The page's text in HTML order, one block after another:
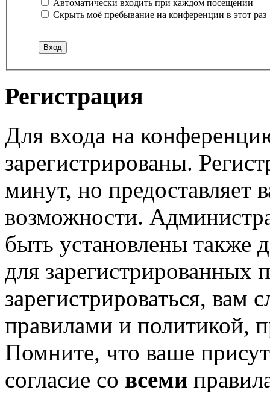
Автоматически входить при каждом посещении
Скрыть моё пребывание на конференции в этот раз
Регистрация
Для входа на
зарегистрированы.
минут, но предоставляет
возможности.
быть установлены также
для зарегистрированных
зарегистрироваться, вам
правилами и политикой,
Помните, что ваше
согласие со всеми